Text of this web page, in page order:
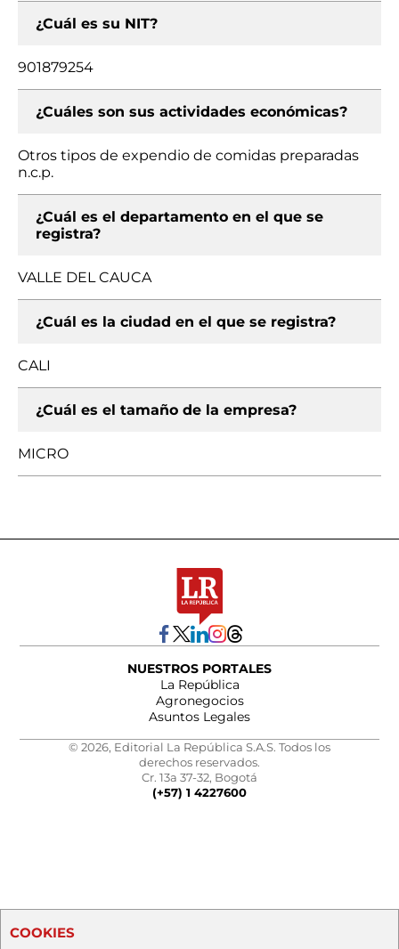
¿Cuál es su NIT?
901879254
¿Cuáles son sus actividades económicas?
Otros tipos de expendio de comidas preparadas
n.c.p.
¿Cuál es el departamento en el que se
registra?
VALLE DEL CAUCA
¿Cuál es la ciudad en el que se registra?
CALI
¿Cuál es el tamaño de la empresa?
MICRO
NUESTROS PORTALES
La República
Agronegocios
Asuntos Legales
© 2026, Editorial La República S.A.S. Todos los
derechos reservados.
Cr. 13a 37-32, Bogotá
(+57) 1 4227600
COOKIES